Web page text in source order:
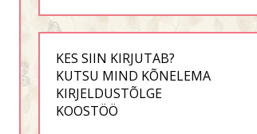
KES SIIN KIRJUTAB?
KUTSU MIND KÕNELEMA
KIRJELDUSTÕLGE
KOOSTÖÖ